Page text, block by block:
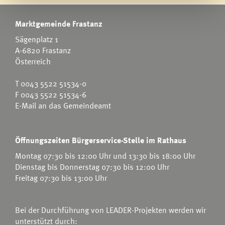
Marktgemeinde Frastanz
Sägenplatz 1
A-6820 Frastanz
Österreich
T0043 5522 51534-0
F 0043 5522 51534-6
E-Mail an das Gemeindeamt
Öffnungszeiten Bürgerservice-Stelle im Rathaus
Montag 07:30 bis 12:00 Uhr und 13:30 bis 18:00 Uhr
Dienstag bis Donnerstag 07:30 bis 12:00 Uhr
Freitag 07:30 bis 13:00 Uhr
Bei der Durchführung von LEADER-Projekten werden wir
unterstützt durch: